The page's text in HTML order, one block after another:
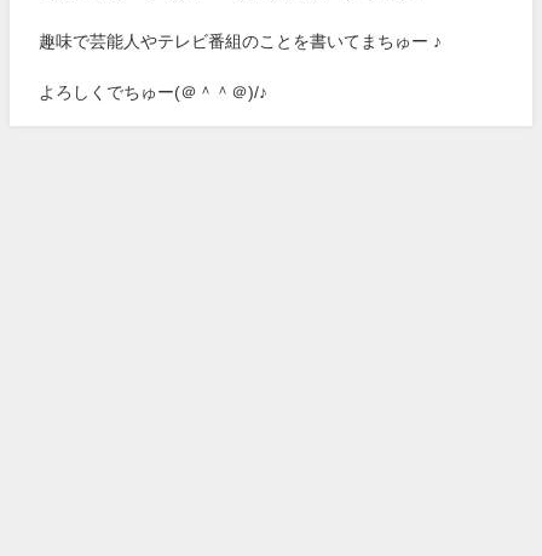
趣味で芸能人やテレビ番組のことを書いてまちゅー ♪
よろしくでちゅー(＠＾＾＠)/♪